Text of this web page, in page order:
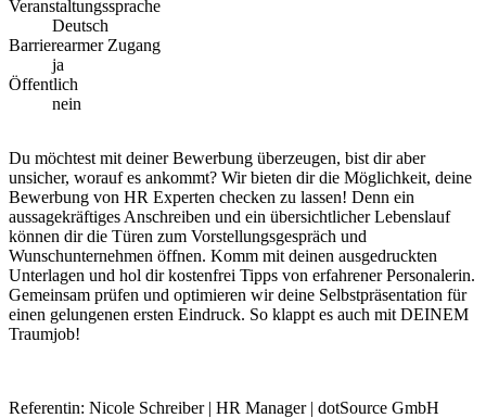
Veranstaltungssprache
Deutsch
Barrierearmer Zugang
ja
Öffentlich
nein
Du möchtest mit deiner Bewerbung überzeugen, bist dir aber
unsicher, worauf es ankommt? Wir bieten dir die Möglichkeit, deine
Bewerbung von HR Experten checken zu lassen! Denn ein
aussagekräftiges Anschreiben und ein übersichtlicher Lebenslauf
können dir die Türen zum Vorstellungsgespräch und
Wunschunternehmen öffnen. Komm mit deinen ausgedruckten
Unterlagen und hol dir kostenfrei Tipps von erfahrener Personalerin.
Gemeinsam prüfen und optimieren wir deine Selbstpräsentation für
einen gelungenen ersten Eindruck. So klappt es auch mit DEINEM
Traumjob!
Referentin: Nicole Schreiber | HR Manager | dotSource GmbH